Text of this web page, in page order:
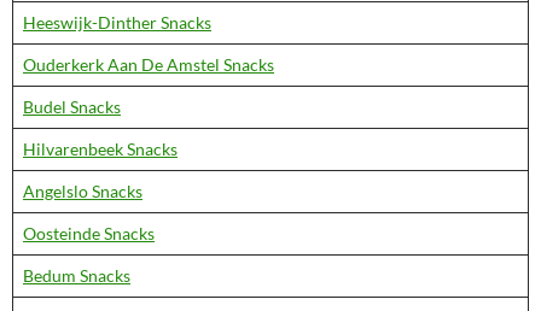
Heeswijk-Dinther Snacks
Ouderkerk Aan De Amstel Snacks
Budel Snacks
Hilvarenbeek Snacks
Angelslo Snacks
Oosteinde Snacks
Bedum Snacks